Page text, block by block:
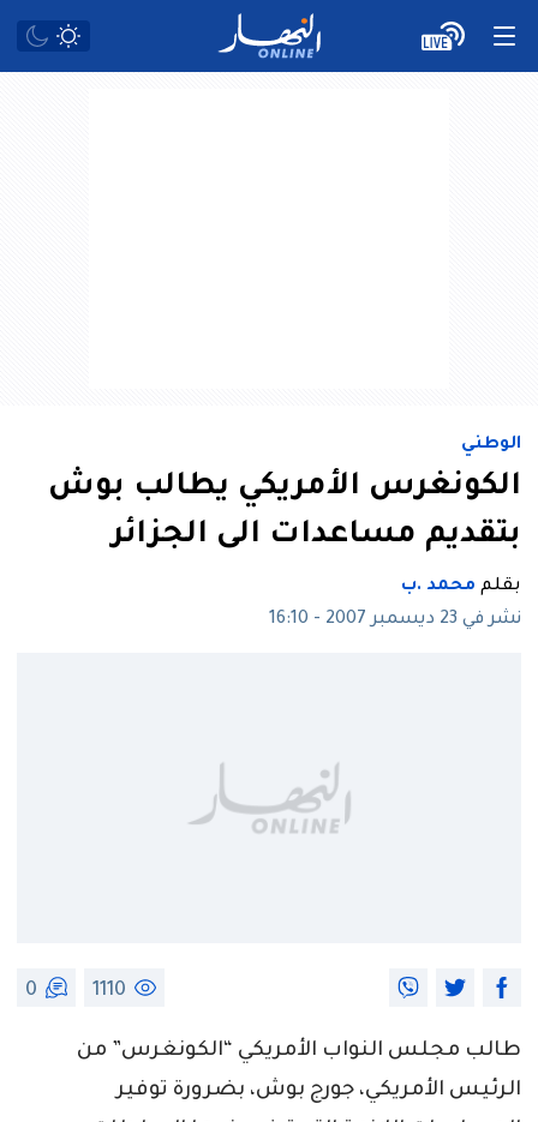
الوطني
الكونغرس الأمريكي يطالب بوش
بتقديم مساعدات الى الجزائر
بقلم محمد .ب
نشر في 23 ديسمبر 2007 - 16:10
1110
0
طالب مجلس النواب الأمريكي “الكونغرس” من
الرئيس الأمريكي، جورج بوش، بضرورة توفير